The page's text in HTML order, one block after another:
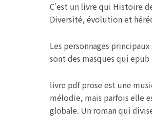
C’est un livre qui Histoire
Diversité, évolution et
Les personnages
sont des masques qui
livre pdf prose est une
mélodie, mais parfois elle
globale. Un roman qui